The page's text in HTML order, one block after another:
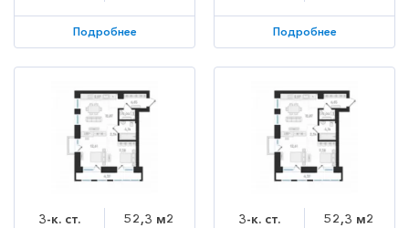
Подробнее Подробнее
3-к. ст. 52,3 м2 3-к. ст. 52,3 м2